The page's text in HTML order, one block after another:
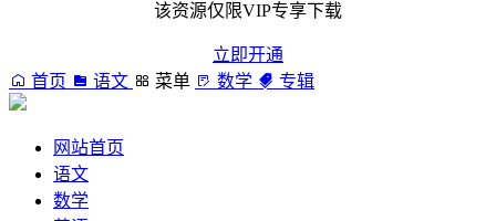
该资源仅限VIP专享下载
立即开通
首页
语文 菜单 数学 专辑
网站首页
语文
数学